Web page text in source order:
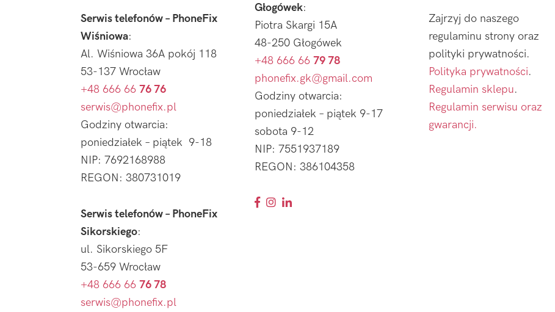
Serwis telefonów – PhoneFix
Wiśniowa:
Al. Wiśniowa 36A pokój 118
53-137 Wrocław
+48 666 66 76 76
serwis@phonefix.pl
Godziny otwarcia:
poniedziałek – piątek 9-18
NIP: 7692168988
REGON: 380731019
Serwis telefonów – PhoneFix
Sikorskiego:
ul. Sikorskiego 5F
53-659 Wrocław
+48 666 66 76 78
serwis@phonefix.pl
Głogówek:
Piotra Skargi 15A
48-250 Głogówek
+48 666 66 79 78
phonefix.gk@gmail.com
Godziny otwarcia:
poniedziałek – piątek 9-17
sobota 9-12
NIP: 7551937189
REGON: 386104358
Zajrzyj do naszego
regulaminu strony oraz
polityki prywatności.
Polityka prywatności.
Regulamin sklepu.
Regulamin serwisu oraz
gwarancji.